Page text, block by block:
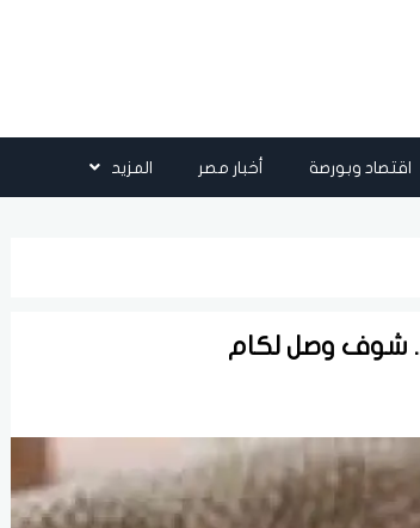
اقتصاد وبورصة أخبار مصر المزيد